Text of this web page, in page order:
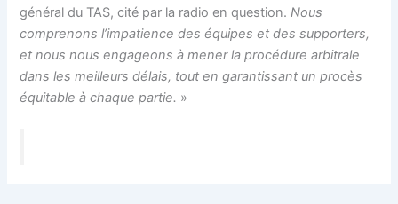
général du TAS, cité par la radio en question. Nous
comprenons l’impatience des équipes et des supporters,
et nous nous engageons à mener la procédure arbitrale
dans les meilleurs délais, tout en garantissant un procès
équitable à chaque partie. »